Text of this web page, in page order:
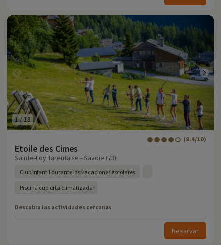
1/18
Etoile des Cimes
(8.4/10)
Sainte-Foy Tarentaise - Savoie (73)
Club infantil durante las vacaciones escolares
Piscina cubierta climatizada
Descubra las actividades cercanas
Reservar